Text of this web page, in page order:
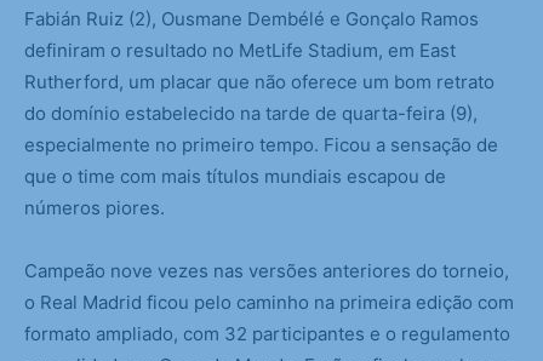
Fabián Ruiz (2), Ousmane Dembélé e Gonçalo Ramos
definiram o resultado no MetLife Stadium, em East
Rutherford, um placar que não oferece um bom retrato
do domínio estabelecido na tarde de quarta-feira (9),
especialmente no primeiro tempo. Ficou a sensação de
que o time com mais títulos mundiais escapou de
números piores.
Campeão nove vezes nas versões anteriores do torneio,
o Real Madrid ficou pelo caminho na primeira edição com
formato ampliado, com 32 participantes e o regulamento